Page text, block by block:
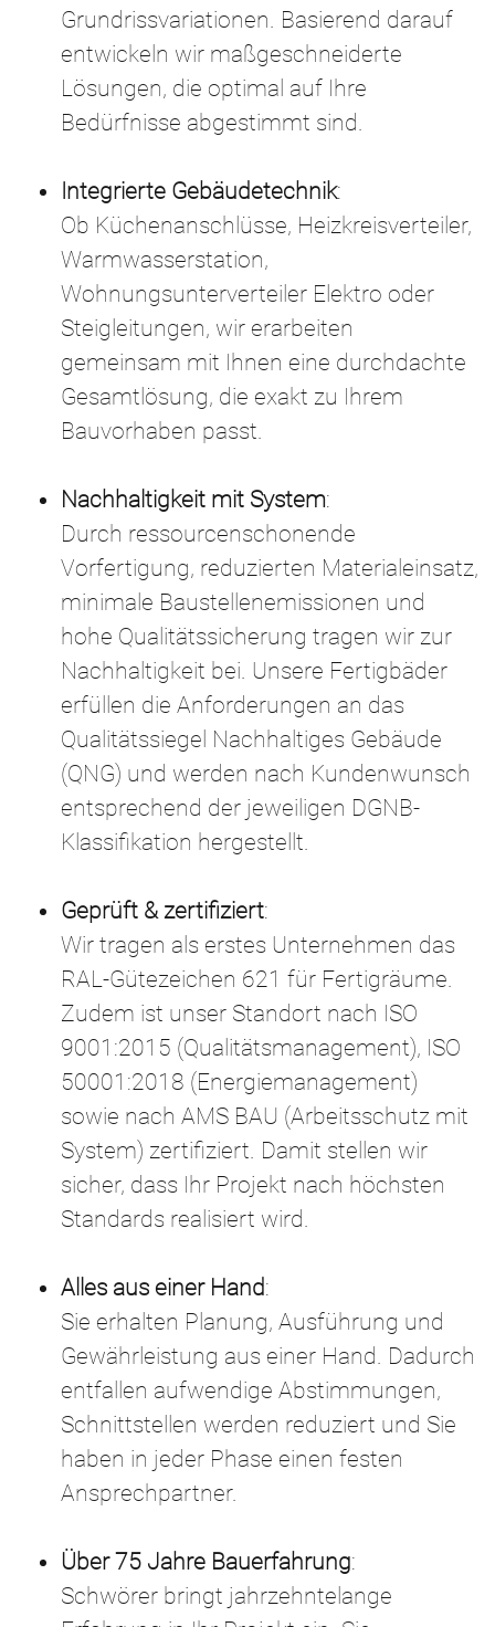
Grundrissvariationen. Basierend darauf
entwickeln wir maßgeschneiderte
Lösungen, die optimal auf Ihre
Bedürfnisse abgestimmt sind.
Integrierte Gebäudetechnik:
Ob Küchenanschlüsse, Heizkreisverteiler,
Warmwasserstation,
Wohnungsunterverteiler Elektro oder
Steigleitungen, wir erarbeiten
gemeinsam mit Ihnen eine durchdachte
Gesamtlösung, die exakt zu Ihrem
Bauvorhaben passt.
Nachhaltigkeit mit System:
Durch ressourcenschonende
Vorfertigung, reduzierten Materialeinsatz,
minimale Baustellenemissionen und
hohe Qualitätssicherung tragen wir zur
Nachhaltigkeit bei. Unsere Fertigbäder
erfüllen die Anforderungen an das
Qualitätssiegel Nachhaltiges Gebäude
(QNG) und werden nach Kundenwunsch
entsprechend der jeweiligen DGNB-
Klassifikation hergestellt.
Geprüft & zertifiziert:
Wir tragen als erstes Unternehmen das
RAL-Gütezeichen 621 für Fertigräume.
Zudem ist unser Standort nach ISO
9001:2015 (Qualitätsmanagement), ISO
50001:2018 (Energiemanagement)
sowie nach AMS BAU (Arbeitsschutz mit
System) zertifiziert. Damit stellen wir
sicher, dass Ihr Projekt nach höchsten
Standards realisiert wird.
Alles aus einer Hand:
Sie erhalten Planung, Ausführung und
Gewährleistung aus einer Hand. Dadurch
entfallen aufwendige Abstimmungen,
Schnittstellen werden reduziert und Sie
haben in jeder Phase einen festen
Ansprechpartner.
Über 75 Jahre Bauerfahrung:
Schwörer bringt jahrzehntelange